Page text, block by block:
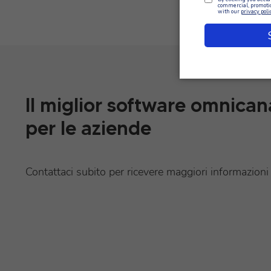
Il miglior software
per le aziende
Contattaci subito per ricevere maggiori informazioni